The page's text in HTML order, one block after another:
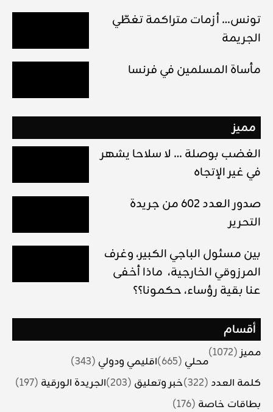
تونس… أزمات متراكمة تغطّي
الجريمة
مأساة المسلمين في فرنسا
مميز
الغضب بوصلة … لا سلاحا يشهر
في غير الإتجاه
صدور العدد 602 من جريدة
التحرير
بين مسئول الباجي الكبير، وغرف
المرزوقي الخارجية، ماذا أخفى
عنا بقية رؤساء، حكمونا؟؟
أقسام
مميز(1072)
محلي (665) اقليمي ودولي (343)
كلمة العدد (322) خبر وتعليق (203) الجريدة الورقية (197)
بطاقات خاصة (176)